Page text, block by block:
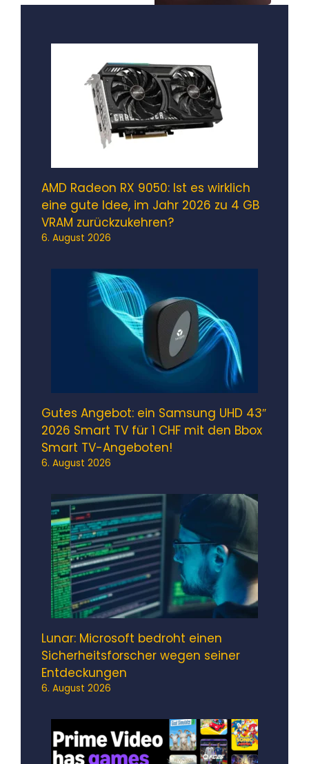
AMD Radeon RX 9050: Ist es wirklich
eine gute Idee, im Jahr 2026 zu 4 GB
VRAM zurückzukehren?
6. August 2026
Gutes Angebot: ein Samsung UHD 43″
2026 Smart TV für 1 CHF mit den Bbox
Smart TV-Angeboten!
6. August 2026
Lunar: Microsoft bedroht einen
Sicherheitsforscher wegen seiner
Entdeckungen
6. August 2026